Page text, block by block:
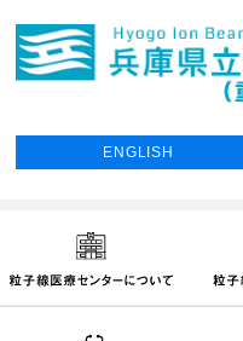
ENGLISH